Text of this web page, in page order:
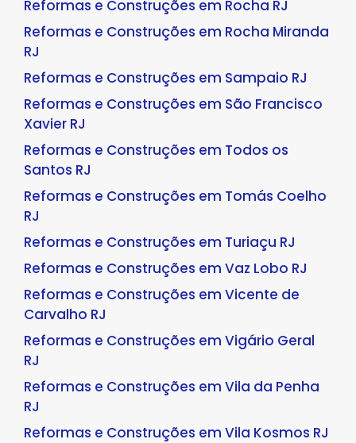
Reformas e Construções em Rocha RJ
Reformas e Construções em Rocha Miranda
RJ
Reformas e Construções em Sampaio RJ
Reformas e Construções em São Francisco
Xavier RJ
Reformas e Construções em Todos os
Santos RJ
Reformas e Construções em Tomás Coelho
RJ
Reformas e Construções em Turiaçu RJ
Reformas e Construções em Vaz Lobo RJ
Reformas e Construções em Vicente de
Carvalho RJ
Reformas e Construções em Vigário Geral
RJ
Reformas e Construções em Vila da Penha
RJ
Reformas e Construções em Vila Kosmos RJ